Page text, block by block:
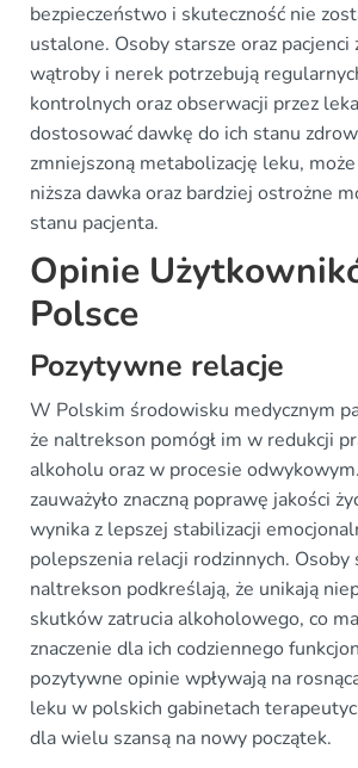
bezpieczeństwo i skuteczność nie
ustalone. Osoby starsze oraz pacjenci
wątroby i nerek potrzebują
kontrolnych oraz obserwacji przez
dostosować dawkę do ich stanu
zmniejszoną metabolizację leku,
niższa dawka oraz bardziej ostrożne
stanu pacjenta.
Opinie
Polsce
Pozytywne relacje
W Polskim środowisku medycznym
że naltrekson pomógł im w redukcji
alkoholu oraz w procesie
zauważyło znaczną poprawę jakości
wynika z lepszej stabilizacji
polepszenia relacji rodzinnych. Osoby
naltrekson podkreślają, że unikają
skutków zatrucia alkoholowego, co
znaczenie dla ich codziennego
pozytywne opinie wpływają na
leku w polskich gabinetach
dla wielu szansą na nowy początek.